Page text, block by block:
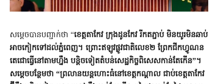
សម្ដេចបានបញ្ជាក់ថា “ខេត្ដតាកែវ ក្រុងដូនកែវ រីកតភ្ជាប់ មិនយូរមិនឆាប់
អាចកៀកទៅដល់ភ្នំពេញ។ ព្រោះឥឡូវផ្លូវជាតិលេខ២ ព្រែកជីកហ្វូណន
តេជោធ្វើនៅតាមហ្នឹង បន្ដិចទៀតតំបន់សេដ្ឋកិច្ចពិសេសកាន់តែកើន”។
សម្តេចបន្ថែមថា “ព្រលានយន្ដហោះធំនៅខេត្ដកណ្ដាល ជាប់ខេត្ដតាកែវ